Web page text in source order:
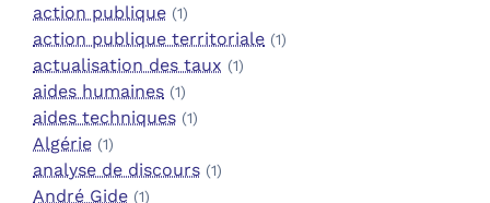
action publique (1)
action publique territoriale (1)
actualisation des taux (1)
aides humaines (1)
aides techniques (1)
Algérie (1)
analyse de discours (1)
André Gide (1)